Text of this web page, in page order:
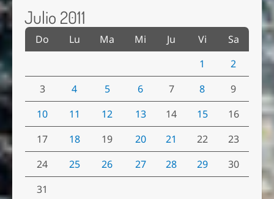
Julio 2011
Do Lu Ma Mi Ju Vi
Sa
1
2
3
4 5 6 7 8
9
10
11 12 13 14 15
16
17
18 19 20 21 22
23
24
25 26 27 28 29
30
31